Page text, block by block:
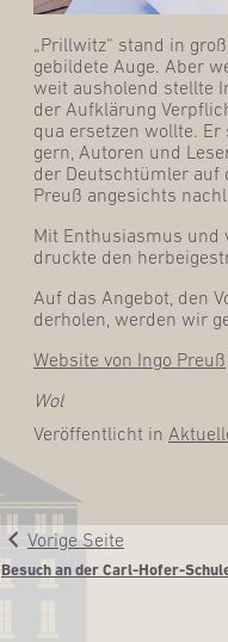
„Pril­l­witz“ stand in
gebil­de­te Auge. Aber
weit aus­ho­lend stell­te
der Auf­klä­rung
qua erset­zen woll­te.
gern, Autoren und
der Deutsch­tüm­ler auf
Preuß ange­sichts
Mit Enthu­si­as­mus und
druck­te den
Auf das Ange­bot, den
der­ho­len, wer­den wir
Web­site von Ingo Preuß
Wol
Veröffentlicht in
Vorige Seite
Besuch an der Carl-Hofer-